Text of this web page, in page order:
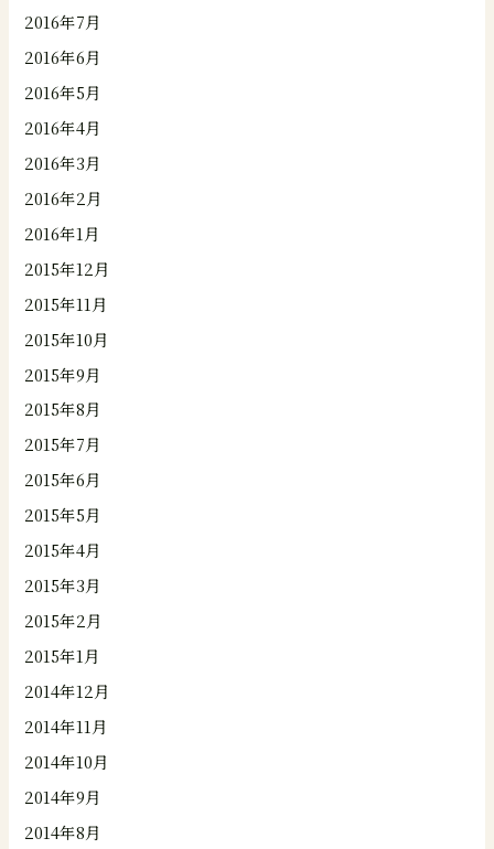
2016年7月
2016年6月
2016年5月
2016年4月
2016年3月
2016年2月
2016年1月
2015年12月
2015年11月
2015年10月
2015年9月
2015年8月
2015年7月
2015年6月
2015年5月
2015年4月
2015年3月
2015年2月
2015年1月
2014年12月
2014年11月
2014年10月
2014年9月
2014年8月